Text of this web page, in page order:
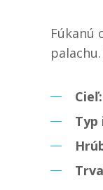
Fúkanú
Cieľ:
Typ